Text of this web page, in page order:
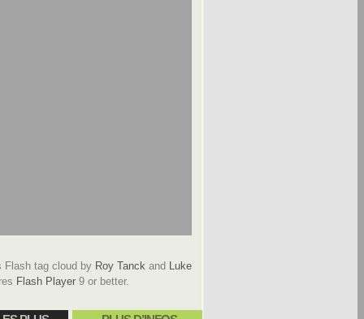
Flash tag cloud by Roy Tanck and Luke
Flash Player 9 or better.